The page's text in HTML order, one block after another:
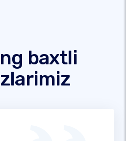
baxtli